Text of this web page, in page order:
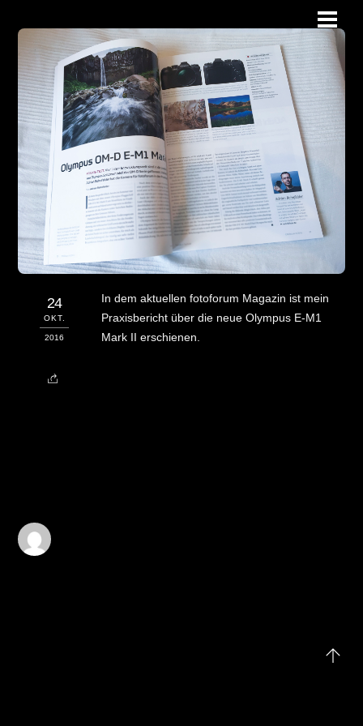
content
24
OKT.
2016
In dem aktuellen fotoforum Magazin ist mein
Praxisbericht über die neue Olympus E-M1
Mark II erschienen.